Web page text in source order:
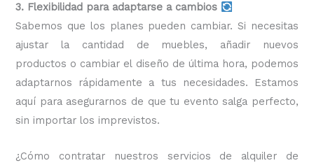
3. Flexibilidad para adaptarse a cambios
Sabemos que los planes pueden cambiar. Si necesitas
ajustar la cantidad de muebles, añadir nuevos
productos o cambiar el diseño de última hora, podemos
adaptarnos rápidamente a tus necesidades. Estamos
aquí para asegurarnos de que tu evento salga perfecto,
sin importar los imprevistos.
¿Cómo contratar nuestros servicios de alquiler de